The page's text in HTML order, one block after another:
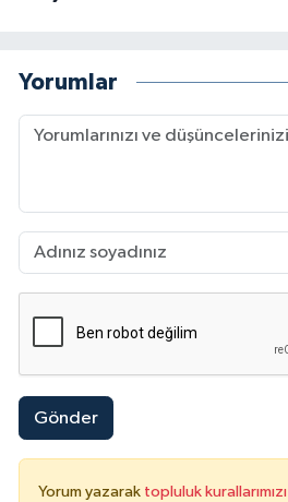
Yorumlar
Gönder
Yorum yazarak topluluk kurallarımızı